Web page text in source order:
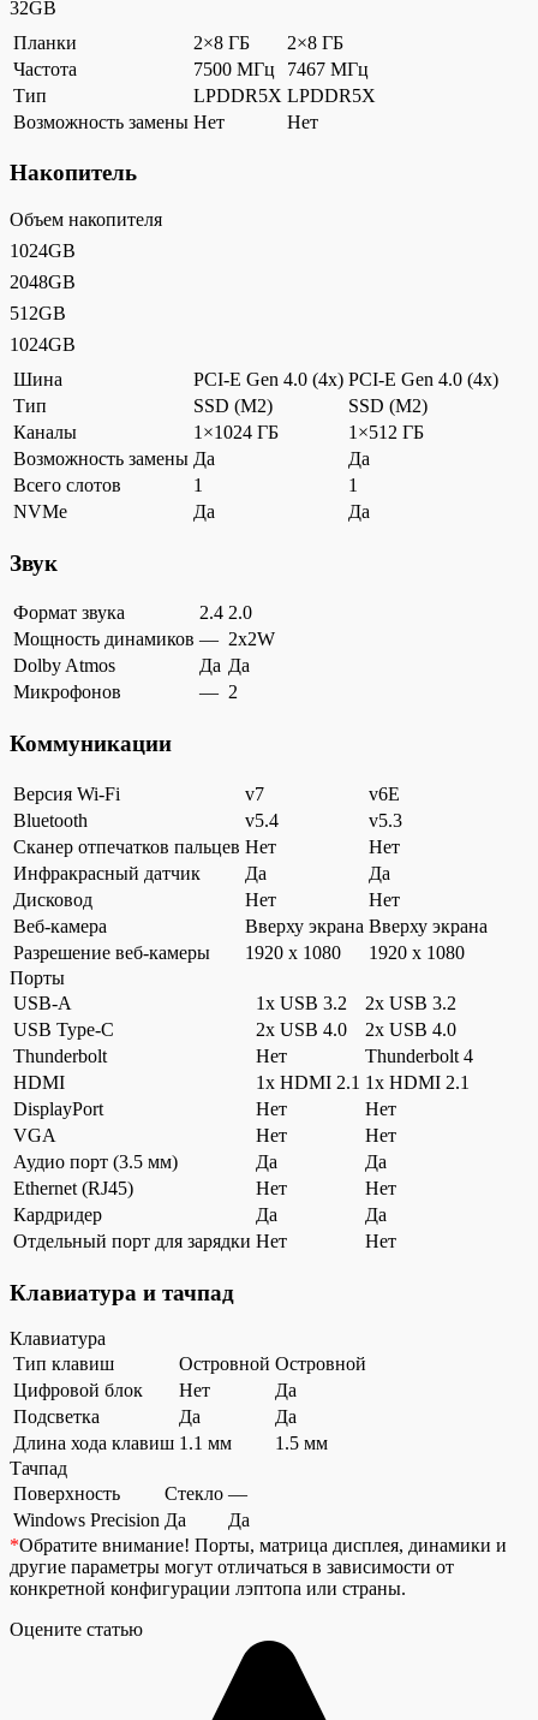
32GB
Планки
2×8 ГБ
2×8 ГБ
Частота
7500 МГц
7467 МГц
Тип
LPDDR5X LPDDR5X
Возможность замены Нет Нет
Накопитель
Объем накопителя
1024GB
2048GB
512GB
1024GB
Шина
PCI-E Gen 4.0 (4x) PCI-E Gen 4.0 (4x)
Тип
SSD (M2)
SSD (M2)
Каналы
1×1024 ГБ
1×512 ГБ
Возможность замены Да
Да
Всего слотов
1
1
NVMe
Да Да
Звук
Формат звука 2.4 2.0
Мощность динамиков — 2x2W
Dolby Atmos
Да Да
Микрофонов
— 2
Коммуникации
Версия Wi-Fi v7
v6E
Bluetooth
v5.4
v5.3
Сканер отпечатков пальцев Нет
Нет
Инфракрасный датчик
Да
Да
Дисковод
Нет
Нет
Веб-камера
Вверху экрана Вверху экрана
Разрешение веб-камеры
1920 x 1080
1920 x 1080
Порты
USB-A
1x USB 3.2
2x USB 3.2
USB Type-C
2x USB 4.0
2x USB 4.0
Thunderbolt
Нет
Thunderbolt 4
HDMI
1x HDMI 2.1 1x HDMI 2.1
DisplayPort
Нет
Нет
VGA
Нет
Нет
Аудио порт (3.5 мм)
Да
Да
Ethernet (RJ45)
Нет
Нет
Кардридер
Да
Да
Отдельный порт для зарядки Нет Нет
Клавиатура и тачпад
Клавиатура
Тип клавиш
Островной Островной
Цифровой блок
Нет
Да
Подсветка
Да
Да
Длина хода клавиш 1.1 мм
1.5 мм
Тачпад
Поверхность
Стекло —
Windows Precision Да
Да
*Обратите внимание! Порты, матрица дисплея, динамики и
другие параметры могут отличаться в зависимости от
конкретной конфигурации лэптопа или страны.
Оцените статью